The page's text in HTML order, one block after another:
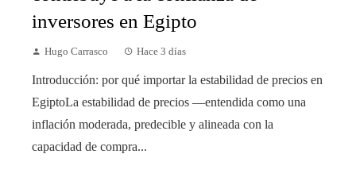
inversores en Egipto
Hugo Carrasco Hace 3 días
Introducción: por qué importar la estabilidad de precios en
EgiptoLa estabilidad de precios —entendida como una
inflación moderada, predecible y alineada con la
capacidad de compra...